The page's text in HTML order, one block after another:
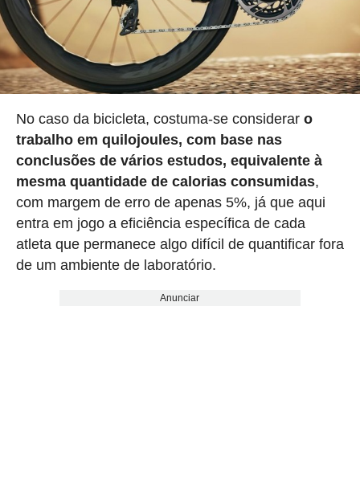
No caso da bicicleta, costuma-se considerar o
trabalho em quilojoules, com base nas
conclusões de vários estudos, equivalente à
mesma quantidade de calorias consumidas,
com margem de erro de apenas 5%, já que aqui
entra em jogo a eficiência específica de cada
atleta que permanece algo difícil de quantificar fora
de um ambiente de laboratório.
Anunciar